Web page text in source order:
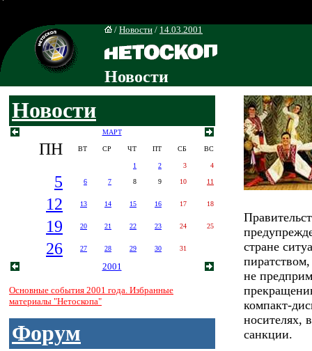
/ Новости / 14.03.2001
Новости
Новости
МАРТ
ПН ВТ СР ЧТ ПТ СБ ВС
1 2 3 4
5 6 7 8 9 10 11
12 13 14 15 16 17 18
19 20 21 22 23 24 25
26 27 28 29 30 31
2001
Основные события 2001 года. Избранные
материалы "Нетоскопа"
Форум
стране
не
компакт-
носителях,
санкции.